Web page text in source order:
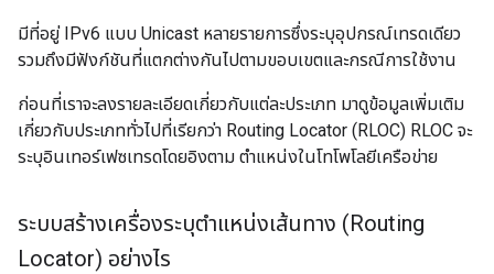
มีที่อยู่ IPv6 แบบ Unicast หลายรายการซึ่งระบุอุปกรณ์เทรดเดียว
รวมถึงมีฟังก์ชันที่แตกต่างกันไปตามขอบเขตและกรณีการใช้งาน
ก่อนที่เราจะลงรายละเอียดเกี่ยวกับแต่ละประเภท มาดูข้อมูลเพิ่มเติม
เกี่ยวกับประเภททั่วไปที่เรียกว่า Routing Locator (RLOC) RLOC จะ
ระบุอินเทอร์เฟซเทรดโดยอิงตาม ตำแหน่งในโทโพโลยีเครือข่าย
ระบบสร้างเครื่องระบุตำแหน่งเส้นทาง (Routing
Locator) อย่างไร